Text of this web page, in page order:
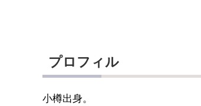
プロフィル
小樽出身。